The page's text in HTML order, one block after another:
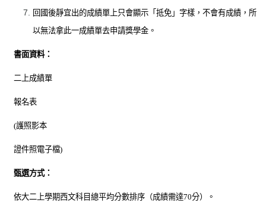
回國後靜宜出的成績單上只會顯示「抵免」字樣，不會有成績，所
以無法拿此一成績單去申請獎學金。
書面資料：
二上成績單
報名表
(護照影本
證件照電子檔)
甄選方式：
依大二上學期西文科目總平均分數排序（成績需達70分）。